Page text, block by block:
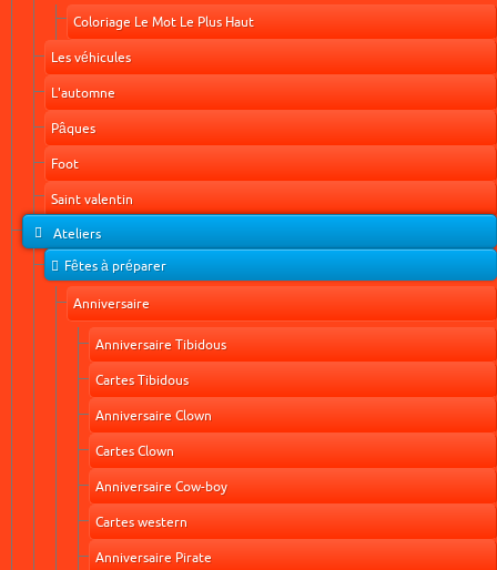
Coloriage Le Mot Le Plus Haut
Les véhicules
L'automne
Pâques
Foot
Saint valentin
Ateliers
Fêtes à préparer
Anniversaire
Anniversaire Tibidous
Cartes Tibidous
Anniversaire Clown
Cartes Clown
Anniversaire Cow-boy
Cartes western
Anniversaire Pirate